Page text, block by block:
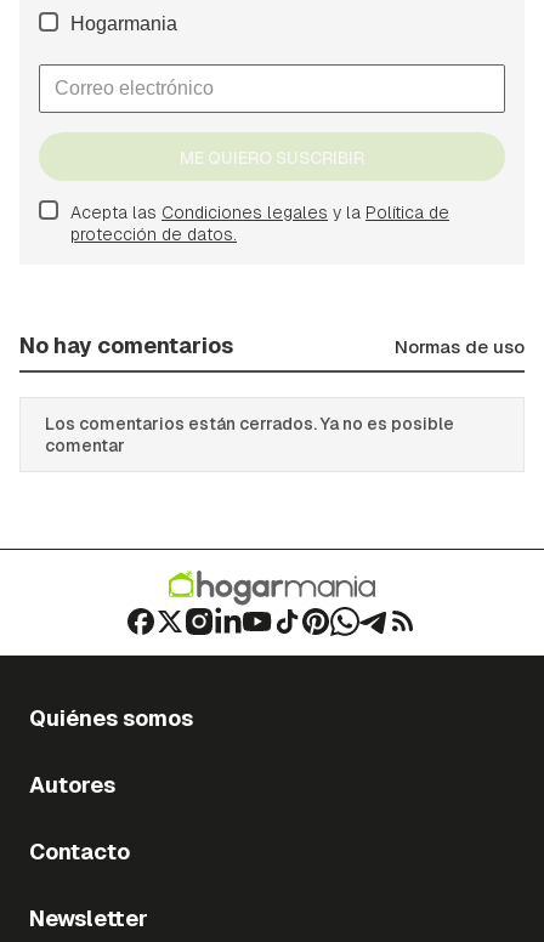
Hogarmania
ME QUIERO SUSCRIBIR
Acepta las Condiciones legales y la Política de
protección de datos.
No hay comentarios Normas de uso
Los comentarios están cerrados. Ya no es posible
comentar
Quiénes somos
Autores
Contacto
Newsletter